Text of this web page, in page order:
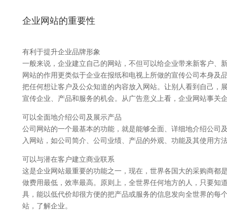
企业网站的重要性
有利于提升企业品牌形象
一般来说，企业建立自己的网站，不但可以给企业带来新客户、
网站的作用更类似于企业在报纸和电视上所做的宣传公司本身
把任何想让客户及公众知道的内容放入网站。让别人看到自己，
宣传企业、产品和服务的机会。从广告意义上看，企业网站事关
可以全面地介绍公司及展示产品
公司网站的一个最基本的功能，就是能够全面、详细地介绍公司
入网站，如公司简介、公司业绩、产品的外观、功能及其使用方
可以与潜在客户建立商业联系
这是企业网站最重要的功能之一，现在，世界各国大的采购商都
做费用最低，效率最高。原则上，全世界任何地方的人，只要知
具，能以低代价却很方便的把产品或服务的信息发向全世界的每
站，了解企业。